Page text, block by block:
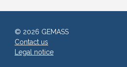
© 2026 GEMASS
Contact us
Legal notice